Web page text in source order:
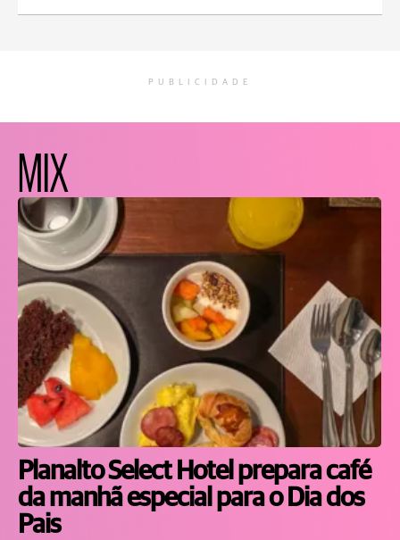
PUBLICIDADE
MIX
Planalto Select Hotel prepara café
da manhã especial para o Dia dos
Pais